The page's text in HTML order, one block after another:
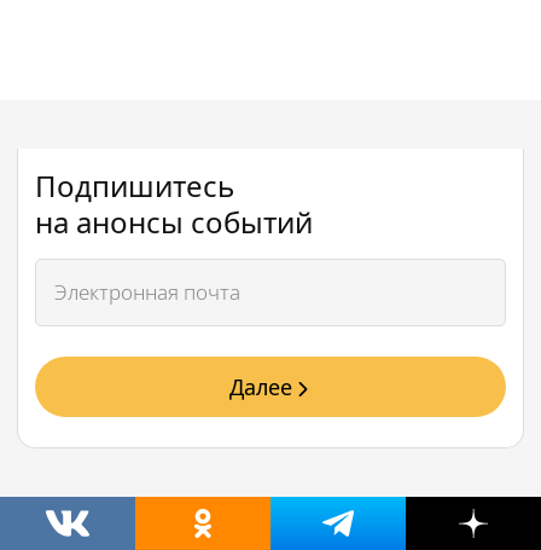
Подпишитесь
на анонсы событий
Далее